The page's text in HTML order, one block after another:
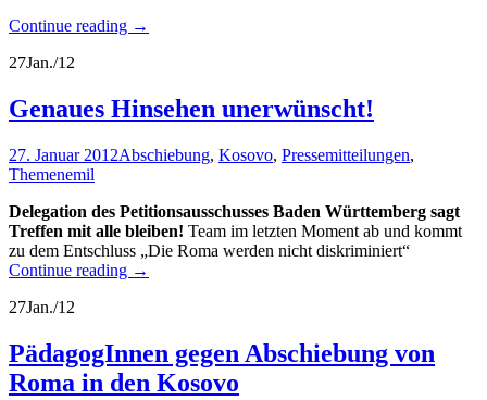
Continue reading →
27Jan./12
Genaues Hinsehen unerwünscht!
27. Januar 2012Abschiebung, Kosovo, Pressemitteilungen,
Themenemil
Delegation des Petitionsausschusses Baden Württemberg sagt
Treffen mit alle bleiben! Team im letzten Moment ab und kommt
zu dem Entschluss „Die Roma werden nicht diskriminiert“
Continue reading →
27Jan./12
PädagogInnen gegen Abschiebung von
Roma in den Kosovo